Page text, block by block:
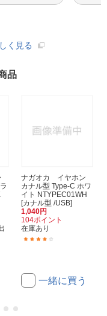
く見る
品
ナガオカ イヤホン
カナル型 Type-C ホワ
イト NTYPEC01WH
[カナル型 /USB]
1,040円
104ポイント
在庫あり
一緒に買う